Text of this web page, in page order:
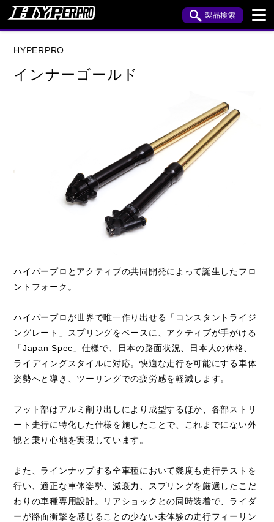
製品検索
HARLEY DAVIDSON
閉じる
HYPERPRO
インナーゴールド
ハイパープロとアクティブの共同開発によって誕生したフロ
ントフォーク。
ハイパープロが世界で唯一作り出せる「コンスタントライジ
ングレート」スプリングをベースに、アクティブが手がける
「Japan Spec」仕様で、日本の路面状況、日本人の体格、
ライディングスタイルに対応。快適な走行を可能にする車体
姿勢へと導き、ツーリングでの疲労感を軽減します。
フット部はアルミ削り出しにより成型するほか、各部ストリ
ート走行に特化した仕様を施したことで、これまでにない外
観と乗り心地を実現しています。
また、ラインナップする全車種において幾度も走行テストを
行い、適正な車体姿勢、減衰力、スプリングを厳選したこだ
わりの車種専用設計。リアショックとの同時装着で、ライダ
ーが路面衝撃を感じることの少ない未体験の走行フィーリン